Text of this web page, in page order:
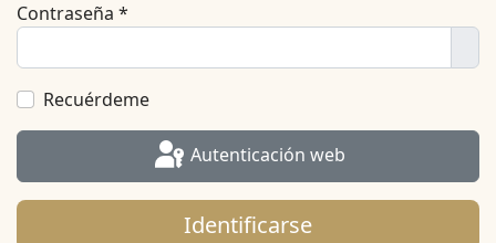
Contraseña *
Recuérdeme
Autenticación web
Identificarse